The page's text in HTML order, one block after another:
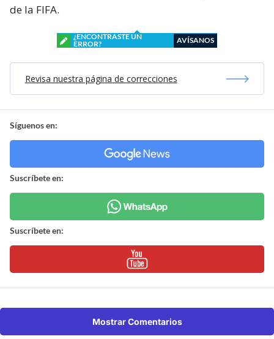
de la FIFA.
¿ENCONTRASTE UN
ERROR?
AVÍSANOS
Revisa nuestra página de correcciones
Síguenos en:
Suscríbete en:
Suscríbete en:
Mostrar Comentarios